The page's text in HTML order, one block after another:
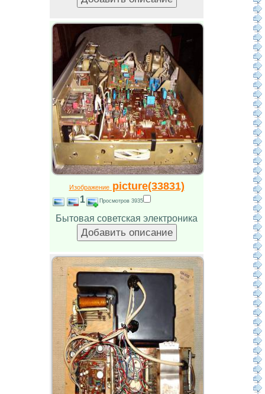
Изображениеpicture(33831)
1 Просмотров 3935
Бытовая советская электроника